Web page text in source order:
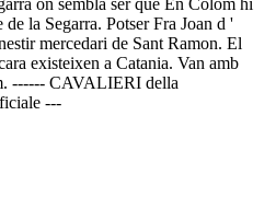
on sembla ser que En Colom hi
la Segarra. Potser Fra Joan d '
mercedari de Sant Ramon. El
existeixen a Catania. Van amb
------ CAVALIERI della
---